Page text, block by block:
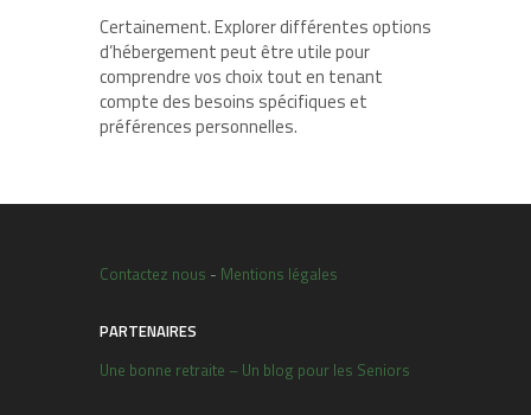
Certainement. Explorer différentes options
d’hébergement peut être utile pour
comprendre vos choix tout en tenant
compte des besoins spécifiques et
préférences personnelles.
Contactez nous - Mentions légales
PARTENAIRES
Une bonne retraite – Un blog pour les Seniors